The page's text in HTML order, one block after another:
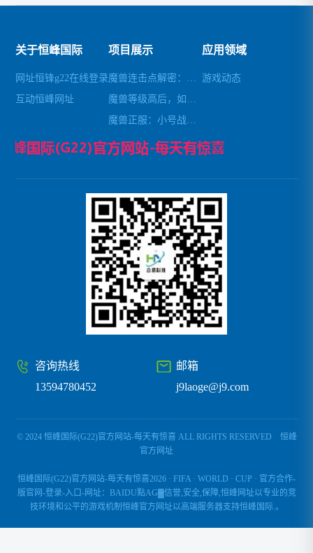
关于恒峰国际
网址恒锋g22在线登录
互动恒峰网址
项目展示 应用领域
游戏动态
邮箱
j9laoge@j9.com
咨询热线
13594780452
© 2024 恒峰国际(G22)官方网站-每天有惊喜 ALL RIGHTS RESERVED 恒峰
官方网址
恒峰国际(G22)官方网站-每天有惊喜2026 · FIFA · WORLD · CUP · 官方合作-
版官网-登录-入口-网址：BAIDU點AG▓信誉,安全,保障,恒峰网址以专业的竞
技环境和公平的游戏机制恒峰官方网址以高端服务器支持恒峰国际.。